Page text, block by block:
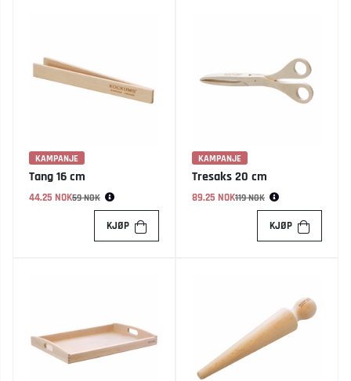
KAMPANJE
Tang 16 cm
44.25 NOK
Vanlig pris:59 NOK
KJØP
KAMPANJE
Tresaks 20 cm
89.25 NOK
Vanlig pris:119 NOK
KJØP